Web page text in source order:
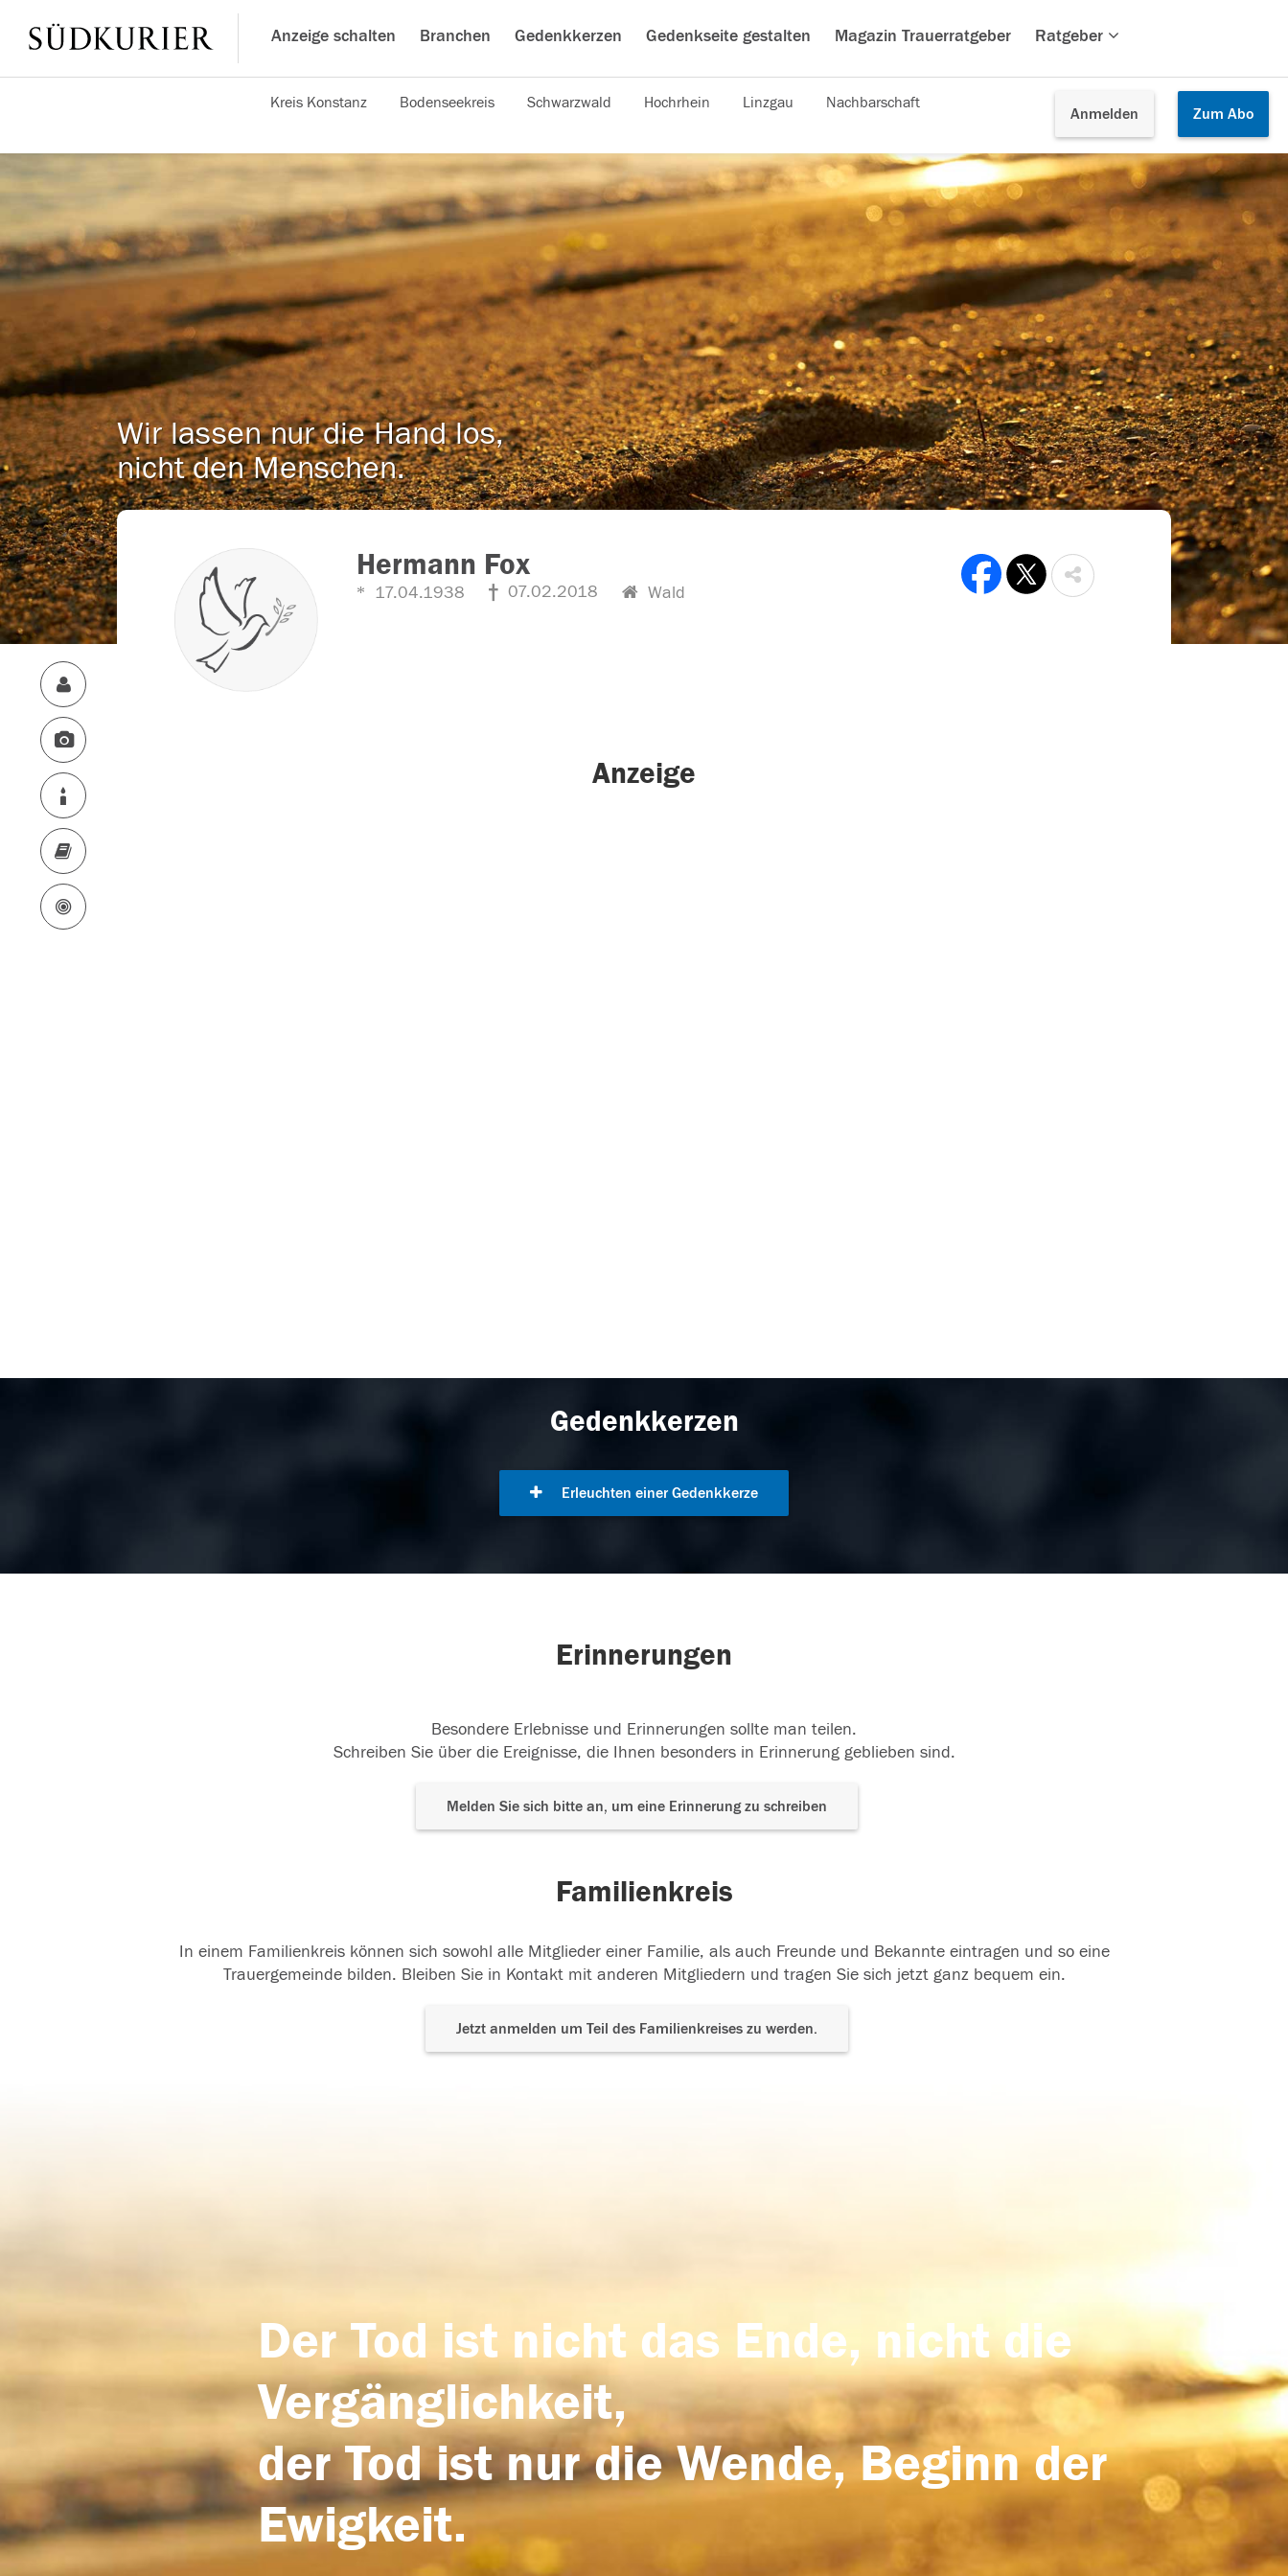
Anzeige schalten Branchen Gedenkkerzen Gedenkseite gestalten Magazin Trauerratgeber Ratgeber
Anmelden Zum Abo
Kreis Konstanz Bodenseekreis Schwarzwald Hochrhein Linzgau Nachbarschaft
Wir lassen nur die Hand los,
nicht den Menschen.
Hermann Fox
17.04.1938 07.02.2018 Wald
Anzeige
Gedenkkerzen
Erleuchten einer Gedenkkerze
Erinnerungen
Besondere Erlebnisse und Erinnerungen sollte man teilen.
Schreiben Sie über die Ereignisse, die Ihnen besonders in Erinnerung geblieben sind.
Melden Sie sich bitte an, um eine Erinnerung zu schreiben
Familienkreis
In einem Familienkreis können sich sowohl alle Mitglieder einer Familie, als auch Freunde und Bekannte eintragen und so eine
Trauergemeinde bilden. Bleiben Sie in Kontakt mit anderen Mitgliedern und tragen Sie sich jetzt ganz bequem ein.
Jetzt anmelden um Teil des Familienkreises zu werden.
Der Tod ist nicht das Ende, nicht die
Vergänglichkeit,
der Tod ist nur die Wende, Beginn der
Ewigkeit.